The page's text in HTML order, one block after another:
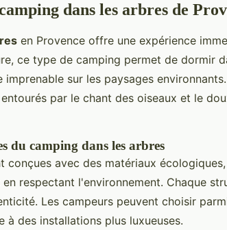
dans les arbres de
en Provence offre une expérience
ce type de camping permet de dormir
sur les paysages
par le chant des oiseaux et le
du camping dans les arbres
conçues avec des matériaux
respectant l'environnement. Chaque
Les campeurs peuvent choisir
à des installations plus luxueuses.